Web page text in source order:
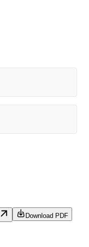
Download PDF